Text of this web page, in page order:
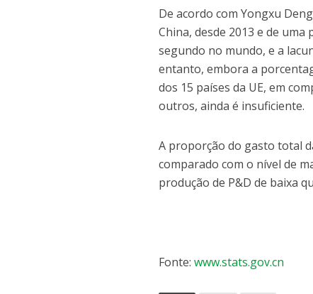
De acordo com Yongxu
China, desde 2013 e de
segundo no mundo, e a
entanto, embora a
dos 15 países da UE, em
outros, ainda é insuficiente.
A proporção do gasto total
comparado com o nível de
produção de P&D de baixa
Fonte: www.stats.gov.cn